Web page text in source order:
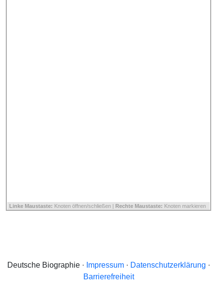
Linke Maustaste: Knoten öffnen/schließen | Rechte Maustaste: Knoten markieren
Deutsche Biographie · Impressum· Datenschutzerklärung ·
Barrierefreiheit